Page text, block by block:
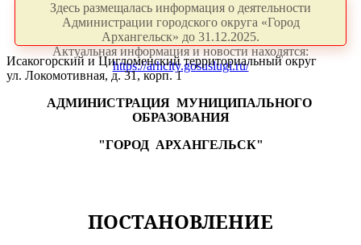
Здесь размещалась информация о деятельности
Администрации городского округа «Город
Архангельск» до 31.12.2025.
Актуальная информация и новости находятся:
https://arhcity.gosuslugi.ru/
Исакогорский и Цигломенский территориальный округ
ул. Локомотивная, д. 31, корп. 1
АДМИНИСТРАЦИЯ МУНИЦИПАЛЬНОГО
ОБРАЗОВАНИЯ
"ГОРОД АРХАНГЕЛЬСК"
ПОСТАНОВЛЕНИЕ